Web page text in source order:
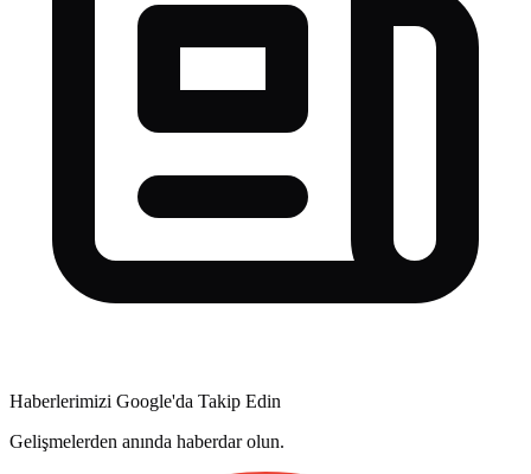
Haberlerimizi Google'da Takip Edin
Gelişmelerden anında haberdar olun.